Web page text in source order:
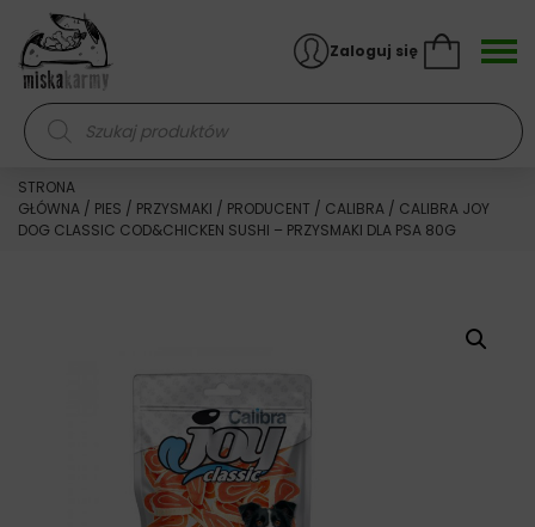
Skocz do treści
Wyszukiwarka produktów
Zaloguj się
STRONA
GŁÓWNA / PIES / PRZYSMAKI / PRODUCENT / CALIBRA / CALIBRA JOY
DOG CLASSIC COD&CHICKEN SUSHI – PRZYSMAKI DLA PSA 80G